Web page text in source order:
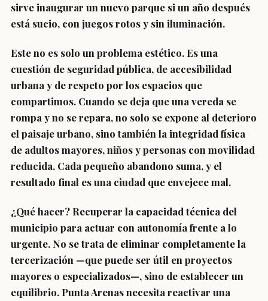
sirve inaugurar un nuevo parque si un año después
está sucio, con juegos rotos y sin iluminación.
Este no es solo un problema estético. Es una
cuestión de seguridad pública, de accesibilidad
urbana y de respeto por los espacios que
compartimos. Cuando se deja que una vereda se
rompa y no se repara, no solo se expone al deterioro
el paisaje urbano, sino también la integridad física
de adultos mayores, niños y personas con movilidad
reducida. Cada pequeño abandono suma, y el
resultado final es una ciudad que envejece mal.
¿Qué hacer? Recuperar la capacidad técnica del
municipio para actuar con autonomía frente a lo
urgente. No se trata de eliminar completamente la
tercerización —que puede ser útil en proyectos
mayores o especializados—, sino de establecer un
equilibrio. Punta Arenas necesita reactivar una